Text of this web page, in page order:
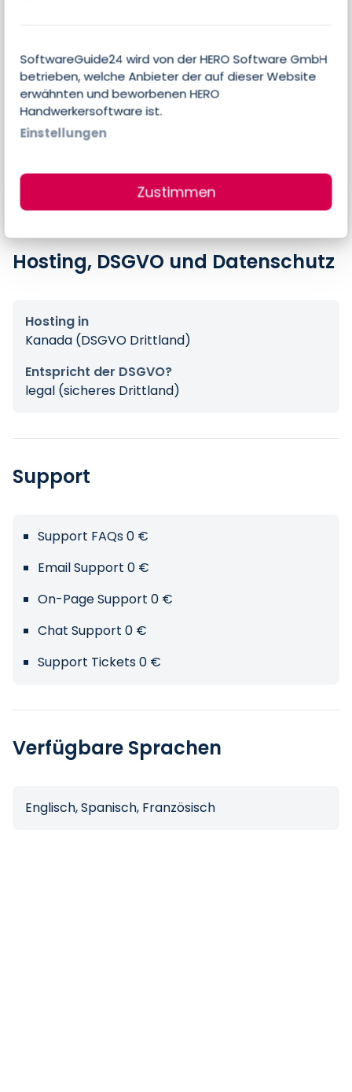
SoftwareGuide24 wird von der HERO Software GmbH
betrieben, welche Anbieter der auf dieser Website
erwähnten und beworbenen HERO
Handwerkersoftware ist.
Einstellungen
Zustimmen
Errechneter Preis pro Person & Monat
0,00 €
$0,00 pro 4 Nutzer & Monat
Hosting, DSGVO und Datenschutz
Hosting in
Kanada (DSGVO Drittland)
Entspricht der DSGVO?
legal (sicheres Drittland)
Support
Support FAQs 0 €
Email Support 0 €
On-Page Support 0 €
Chat Support 0 €
Support Tickets 0 €
Verfügbare Sprachen
Englisch, Spanisch, Französisch